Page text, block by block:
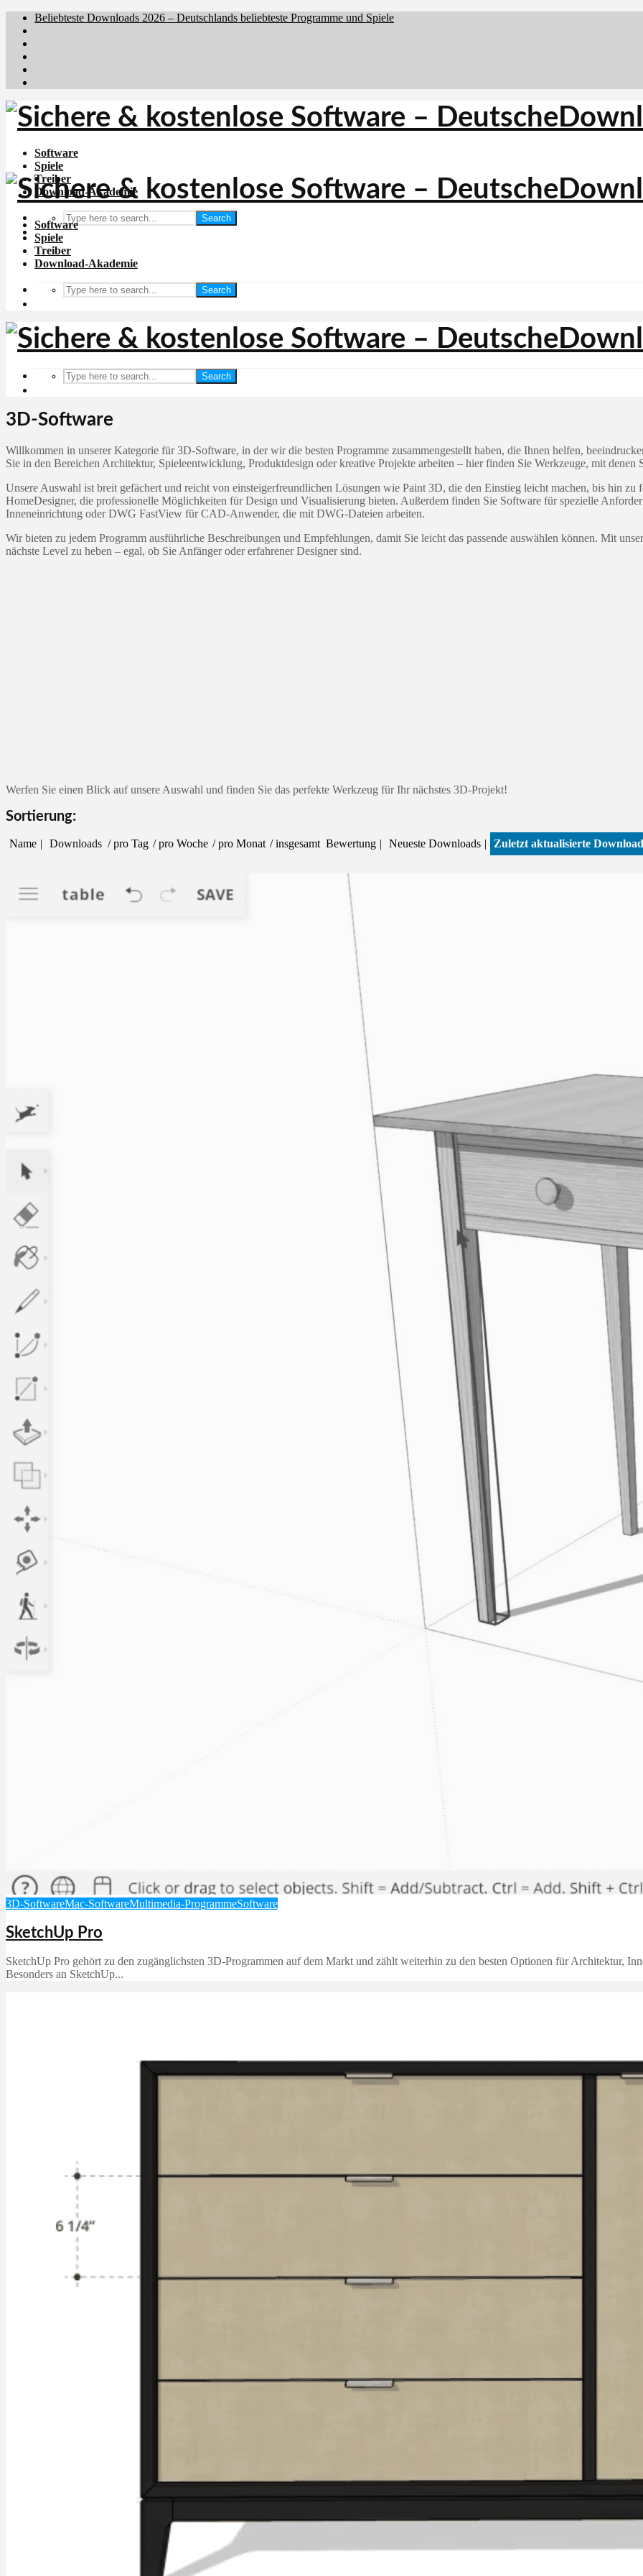
Beliebteste Downloads 2026 – Deutschlands beliebteste Programme und Spiele
Software
Spiele
Treiber
Download-Akademie
Search
Software
Spiele
Treiber
Download-Akademie
Search
Search
3D-Software
Willkommen in unserer Kategorie für 3D-Software, in der wir die besten Programme zusammengestellt haben, die Ihnen helfen,
Sie in den Bereichen Architektur, Spieleentwicklung, Produktdesign oder kreative Projekte arbeiten – hier finden Sie Werkzeuge, mit
Unsere Auswahl ist breit gefächert und reicht von einsteigerfreundlichen Lösungen wie Paint 3D, die den Einstieg leicht machen, bis hin
HomeDesigner, die professionelle Möglichkeiten für Design und Visualisierung bieten. Außerdem finden Sie Software für spezielle
Inneneinrichtung oder DWG FastView für CAD-Anwender, die mit DWG-Dateien arbeiten.
Wir bieten zu jedem Programm ausführliche Beschreibungen und Empfehlungen, damit Sie leicht das passende auswählen können. Mit
nächste Level zu heben – egal, ob Sie Anfänger oder erfahrener Designer sind.
Werfen Sie einen Blick auf unsere Auswahl und finden Sie das perfekte Werkzeug für Ihr nächstes 3D-Projekt!
Sortierung:
Name Downloads / pro Tag / pro Woche / pro Monat / insgesamt Bewertung Neueste Downloads Zuletzt aktualisierte
3D-SoftwareMac-SoftwareMultimedia-ProgrammeSoftware
SketchUp Pro
SketchUp Pro gehört zu den zugänglichsten 3D-Programmen auf dem Markt und zählt weiterhin zu den besten Optionen für Architektur,
Besonders an SketchUp...